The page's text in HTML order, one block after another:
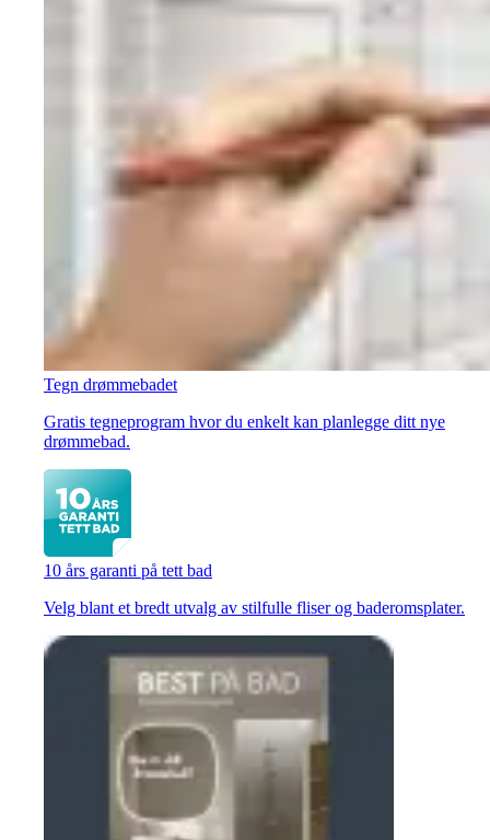
Tegn drømmebadet
Gratis tegneprogram hvor du enkelt kan planlegge ditt nye
drømmebad.
10 års garanti på tett bad
Velg blant et bredt utvalg av stilfulle fliser og baderomsplater.